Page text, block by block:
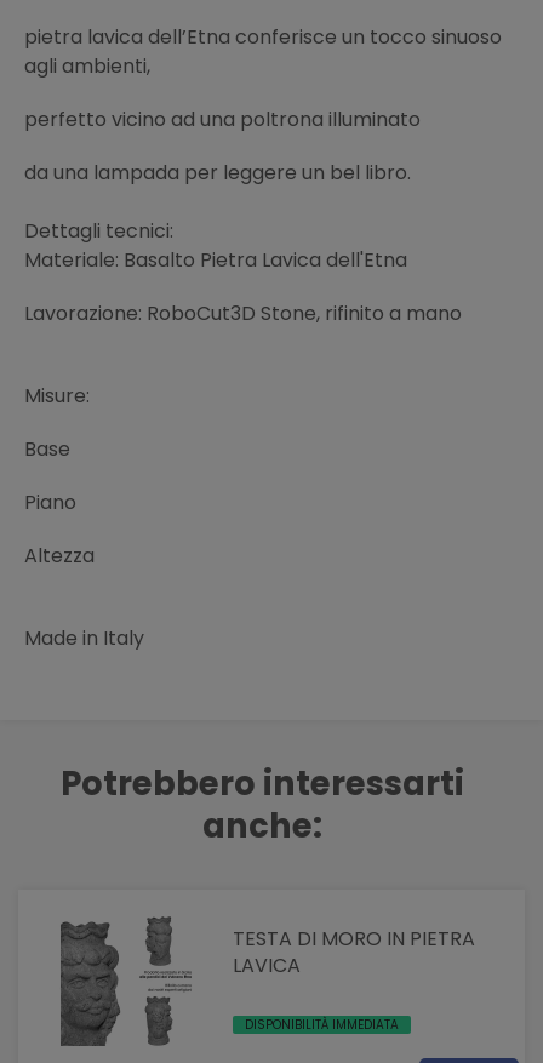
pietra lavica dell’Etna conferisce un tocco sinuoso
agli ambienti,
perfetto vicino ad una poltrona illuminato
da una lampada per leggere un bel libro.
Dettagli tecnici:
Materiale: Basalto Pietra Lavica dell'Etna
Lavorazione: RoboCut3D Stone, rifinito a mano
Misure:
Base
Piano
Altezza
Made in Italy
Potrebbero interessarti
anche:
TESTA DI MORO IN PIETRA
LAVICA
DISPONIBILITÀ IMMEDIATA